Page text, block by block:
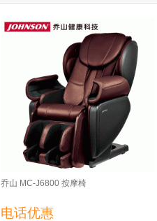
乔山 MC-J6800 按摩椅
电话优惠